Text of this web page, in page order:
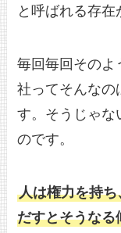
と呼ばれる存在
毎回毎回そのよ
社ってそんなの
す。そうじゃな
のです。
人は権力を持
だすとそうなる